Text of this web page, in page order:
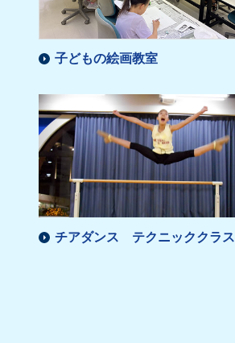
子どもの絵画教室
チアダンス テクニッククラス